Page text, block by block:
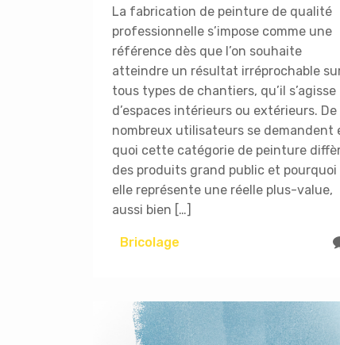
La fabrication de peinture de qualité
professionnelle s’impose comme une
référence dès que l’on souhaite
atteindre un résultat irréprochable
tous types de chantiers, qu’il s’agisse
d’espaces intérieurs ou extérieurs. De
nombreux utilisateurs se demandent
quoi cette catégorie de peinture
des produits grand public et pourquoi
elle représente une réelle plus-value,
aussi bien […]
Bricolage